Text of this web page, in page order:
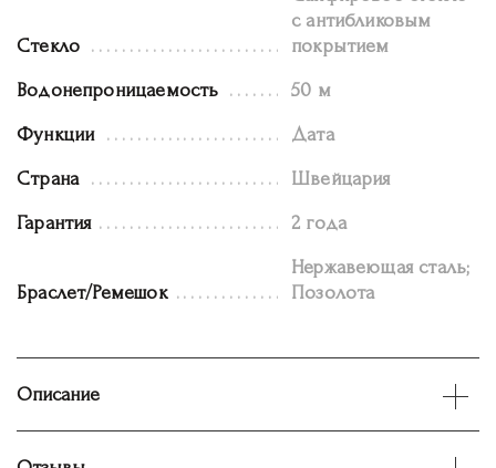
Стекло
с антибликовым
покрытием
Водонепроницаемость 50 м
Функции Дата
Страна Швейцария
Гарантия 2 года
Браслет/Ремешок
Нержавеющая сталь;
Позолота
Описание